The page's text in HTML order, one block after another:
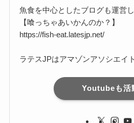
魚食を中心としたブログも運営し
【喰っちゃあいかんのか？】
https://fish-eat.latesjp.net/
ラテスJPはアマゾンアソシエイ
Youtubeも活